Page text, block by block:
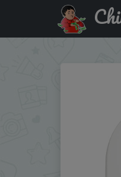
Придбати по акціи